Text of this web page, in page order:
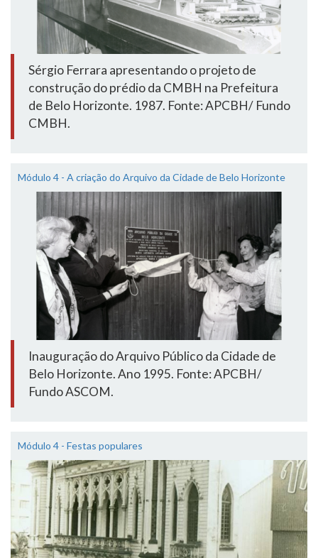
Sérgio Ferrara apresentando o projeto de
construção do prédio da CMBH na Prefeitura
de Belo Horizonte. 1987. Fonte: APCBH/ Fundo
CMBH.
Módulo 4 - A criação do Arquivo da Cidade de Belo Horizonte
Inauguração do Arquivo Público da Cidade de
Belo Horizonte. Ano 1995. Fonte: APCBH/
Fundo ASCOM.
Módulo 4 - Festas populares